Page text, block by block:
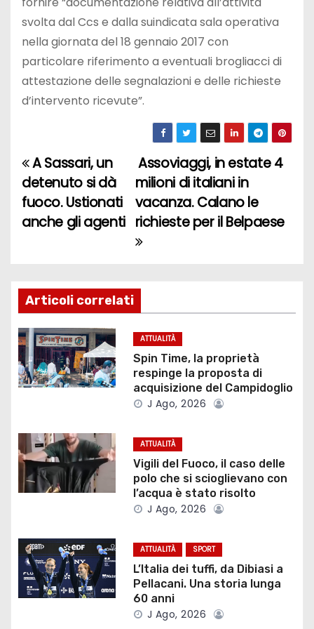
svolta dal Ccs e dalla suindicata sala operativa
nella giornata del 18 gennaio 2017 con
particolare riferimento a eventuali brogliacci di
attestazione delle segnalazioni e delle richieste
d’intervento ricevute”.
N
a
v
g
a
z
i
n
e
a
t
i
Assoviaggi, in estate 4
milioni di italiani in
vacanza. Calano le
richieste per il Belpaese
A Sassari, un
detenuto si dà
fuoco. Ustionati
anche gli agenti
Articoli correlati
ATTUALITÀ
Spin Time, la proprietà
respinge la proposta di
acquisizione del Campidoglio
J Ago, 2026
ATTUALITÀ
Vigili del Fuoco, il caso delle
polo che si scioglievano con
l’acqua è stato risolto
J Ago, 2026
ATTUALITÀ SPORT
L’Italia dei tuffi, da Dibiasi a
Pellacani. Una storia lunga
60 anni
J Ago, 2026